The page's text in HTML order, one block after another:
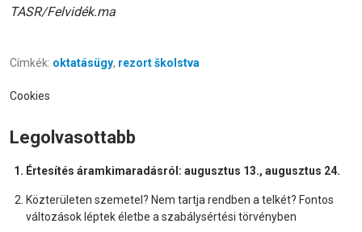
TASR/Felvidék.ma
Címkék: oktatásügy, rezort školstva
Cookies
Legolvasottabb
Értesítés áramkimaradásról: augusztus 13., augusztus 24.
Közterületen szemetel? Nem tartja rendben a telkét? Fontos
változások léptek életbe a szabálysértési törvényben